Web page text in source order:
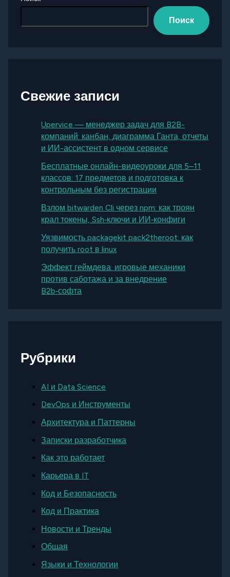
Поиск
Свежие записи
Upervice — менеджер задач для B2B-
компаний: канбан, диаграмма Ганта, отчеты
и ИИ-ассистент в одном сервисе
Бесплатные онлайн-видеоуроки для 5–11
классов: 17 предметов и подготовка к
контрольным без регистрации
Взлом bitwarden Cli через npm: как троян
крал токены, Ssh‑ключи и ИИ‑конфиги
Уязвимость packagekit pack2theroot: как
получить root в linux
Эффект геймдева: игровые механики
против саботажа и за внедрение
B2b‑софта
Рубрики
AI и Data Science
DevOps и Инструменты
Архитектура и Паттерны
Записки разработчика
Как это работает
Карьера в IT
Код и Безопасность
Код и Практика
Новости и Тренды
Общая
Языки и Технологии